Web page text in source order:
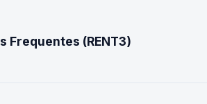
Frequentes (RENT3)